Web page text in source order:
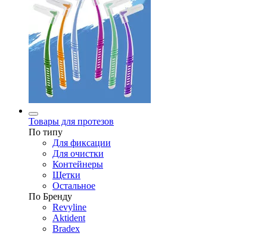
Товары для протезов
По типу
Для фиксации
Для очистки
Контейнеры
Щетки
Остальное
По Бренду
Revyline
Aktident
Bradex